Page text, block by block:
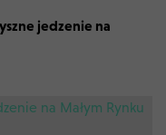
jedzenie na